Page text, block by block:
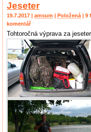
Jeseter
19.7.2017 | amsum | Položená | 9
komentář
Tohtoročná výprava za